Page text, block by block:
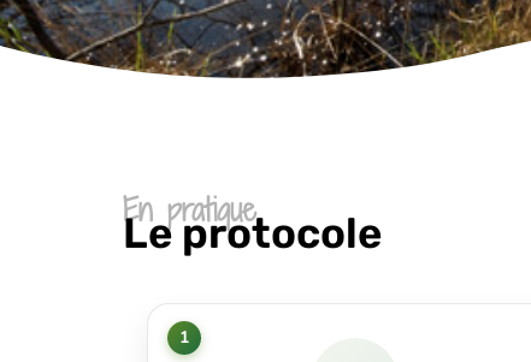
En pratique
Le protocole
1